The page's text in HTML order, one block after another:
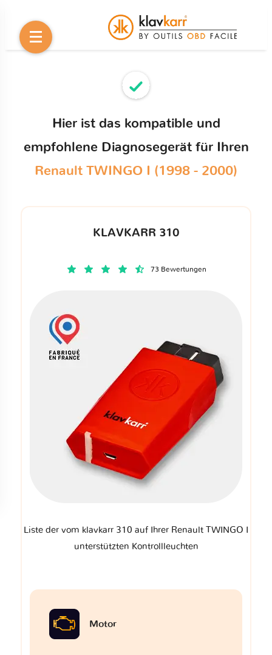
Hier ist das kompatible und
empfohlene Diagnosegerät für Ihren
Renault TWINGO I (1998 - 2000)
KLAVKARR 310
73 Bewertungen
Liste der vom klavkarr 310 auf Ihrer Renault TWINGO I
unterstützten Kontrollleuchten
Motor